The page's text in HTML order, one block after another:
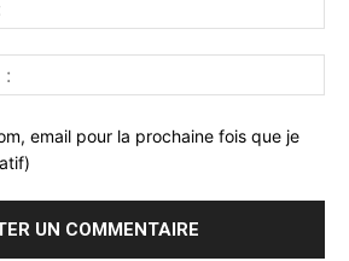
email pour la prochaine fois que je